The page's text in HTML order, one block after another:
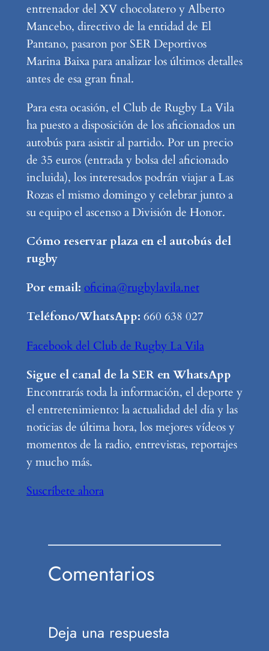
entrenador del XV chocolatero y Alberto
Mancebo, directivo de la entidad de El
Pantano, pasaron por SER Deportivos
Marina Baixa para analizar los últimos detalles
antes de esa gran final.
Para esta ocasión, el Club de Rugby La Vila
ha puesto a disposición de los aficionados un
autobús para asistir al partido. Por un precio
de 35 euros (entrada y bolsa del aficionado
incluida), los interesados podrán viajar a Las
Rozas el mismo domingo y celebrar junto a
su equipo el ascenso a División de Honor.
Cómo reservar plaza en el autobús del
rugby
Por email: oficina@rugbylavila.net
Teléfono/WhatsApp: 660 638 027
Facebook del Club de Rugby La Vila
Sigue el canal de la SER en WhatsApp
Encontrarás toda la información, el deporte y
el entretenimiento: la actualidad del día y las
noticias de última hora, los mejores vídeos y
momentos de la radio, entrevistas, reportajes
y mucho más.
Suscríbete ahora
Comentarios
Deja una respuesta